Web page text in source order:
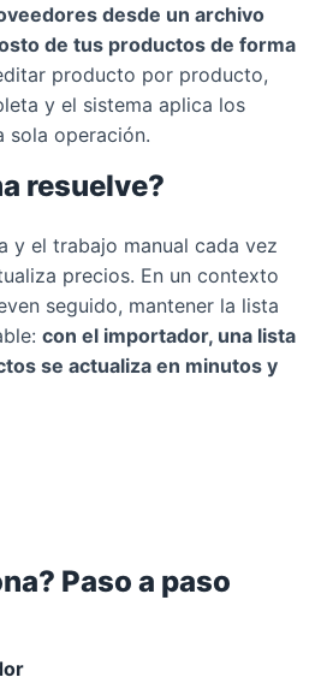
desde un archivo
de tus productos de forma
producto por producto,
y el sistema aplica los
sola operación.
resuelve?
y el trabajo manual cada vez
precios. En un contexto
seguido, mantener la lista
con el importador, una lista
se actualiza en minutos y
Paso a paso